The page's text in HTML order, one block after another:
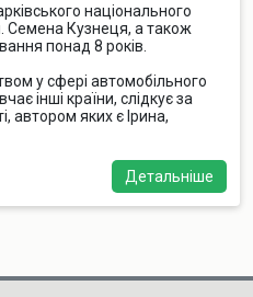
національного
Семена Кузнеця, а також
понад 8 років.
у сфері автомобільного
інші країни, слідкує за
автором яких є Ірина,
Детальніше